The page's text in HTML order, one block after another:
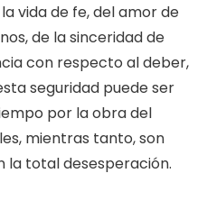
vida de fe, del amor de
de la sinceridad de
con respecto al deber,
seguridad puede ser
por la obra del
mientras tanto, son
la total desesperación.